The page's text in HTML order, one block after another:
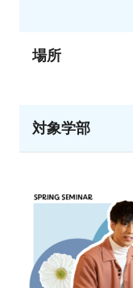
場所
対象学部